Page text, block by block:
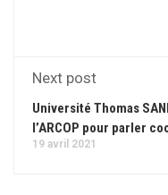
Next post
Université Thomas
l’ARCOP pour parler
19 avril 2021